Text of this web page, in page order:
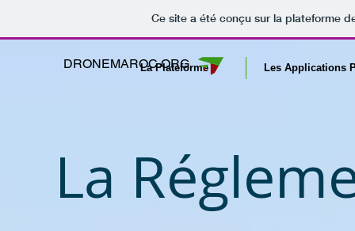
Ce site a été conçu sur la plateforme
DRONEMAROC.ORG
La Plateforme Les Applications
La